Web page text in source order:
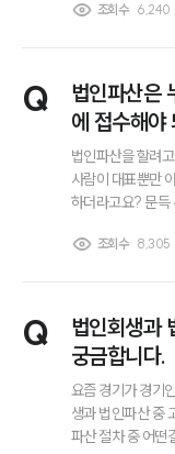
감사합니다.
조회수 6,240
Q
법인파산은
에 접수해야
법인파산을 할려
사람이 대표뿐만
하더라고요? 문득 누가 할 수 있는지 궁금한데 제대로 나와
요? 그리고 어디에
조회수 8,305
Q
법인회생과
궁금합니다.
요즘 경기가 경기
생과 법인파산 중 고민하고
파산 절차 중 어떤걸